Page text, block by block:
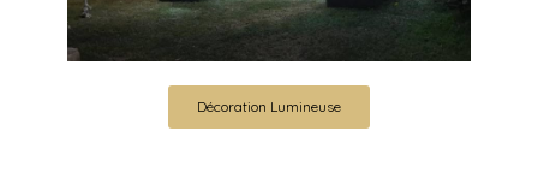
Décoration Lumineuse